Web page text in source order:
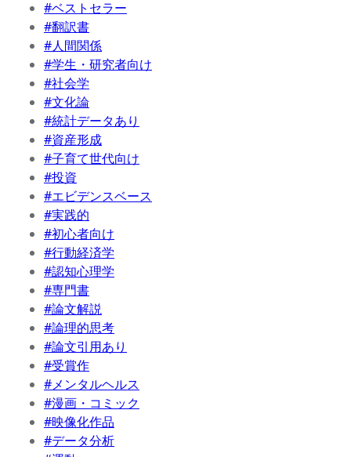
#ベストセラー
#翻訳書
#人間関係
#学生・研究者向け
#社会学
#文化論
#統計データあり
#資産形成
#子育て世代向け
#投資
#エビデンスベース
#実践的
#初心者向け
#行動経済学
#認知心理学
#専門書
#論文解説
#論理的思考
#論文引用あり
#受賞作
#メンタルヘルス
#漫画・コミック
#映像化作品
#データ分析